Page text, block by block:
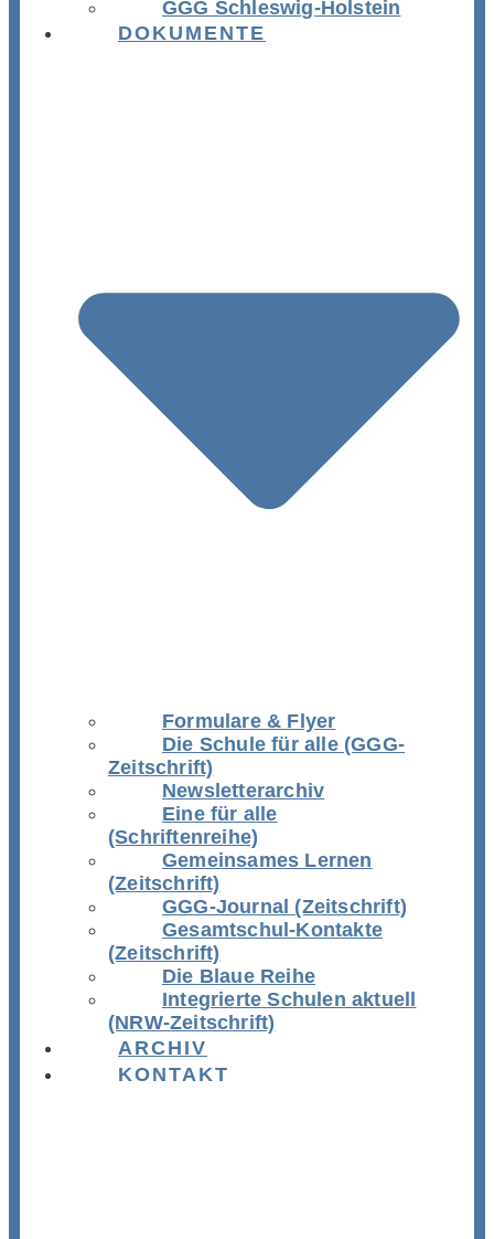
GGG Schleswig-Holstein
DOKUMENTE
Formulare & Flyer
Die Schule für alle (GGG-
Zeitschrift)
Newsletterarchiv
Eine für alle
(Schriftenreihe)
Gemeinsames Lernen
(Zeitschrift)
GGG-Journal (Zeitschrift)
Gesamtschul-Kontakte
(Zeitschrift)
Die Blaue Reihe
Integrierte Schulen aktuell
(NRW-Zeitschrift)
ARCHIV
KONTAKT